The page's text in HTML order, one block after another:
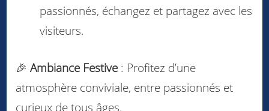
passionnés, échangez et partagez avec les
visiteurs.
🎉Ambiance Festive : Profitez d’une
atmosphère conviviale, entre passionnés et
curieux de tous âges.